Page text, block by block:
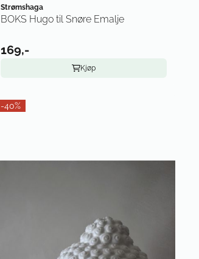
Strømshaga
BOKS Hugo til Snøre Emalje
169,-
Kjøp
-40%